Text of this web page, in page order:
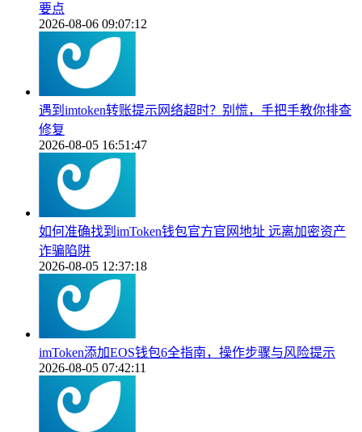
要点
2026-08-06 09:07:12
遇到imtoken转账提示网络超时？别慌，手把手教你排查
修复
2026-08-05 16:51:47
如何准确找到imToken钱包官方官网地址 远离加密资产
诈骗陷阱
2026-08-05 12:37:18
imToken添加EOS钱包6全指南，操作步骤与风险提示
2026-08-05 07:42:11